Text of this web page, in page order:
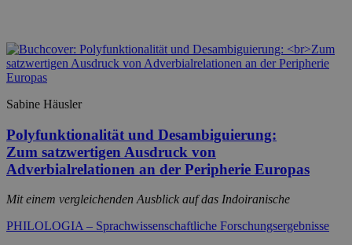
Sabine Häusler
Polyfunktionalität und Desambiguierung:
Zum satzwertigen Ausdruck von
Adverbialrelationen an der Peripherie Europas
Mit einem vergleichenden Ausblick auf das Indoiranische
PHILOLOGIA – Sprachwissenschaftliche Forschungsergebnisse